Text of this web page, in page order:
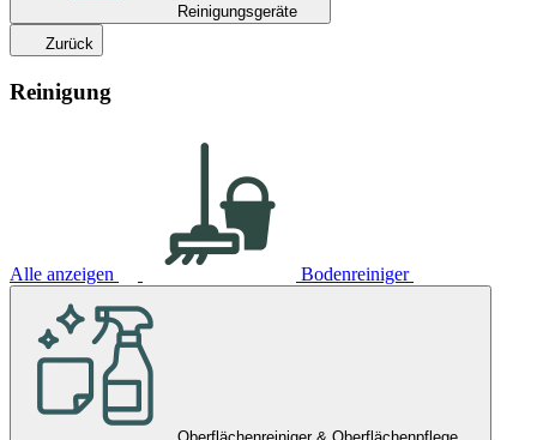
Reinigungsgeräte
Zurück
Reinigung
Alle anzeigen Bodenreiniger